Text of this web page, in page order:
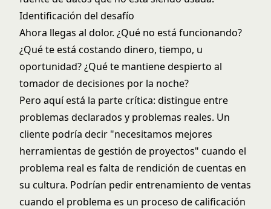
Identificación del desafío
Ahora llegas al dolor. ¿Qué no está funcionando?
¿Qué te está costando dinero, tiempo, u
oportunidad? ¿Qué te mantiene despierto al
tomador de decisiones por la noche?
Pero aquí está la parte crítica: distingue entre
problemas declarados y problemas reales. Un
cliente podría decir "necesitamos mejores
herramientas de gestión de proyectos" cuando el
problema real es falta de rendición de cuentas en
su cultura. Podrían pedir entrenamiento de ventas
cuando el problema es un proceso de calificación